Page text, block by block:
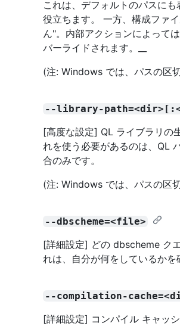
これは、デフォルトのパスに
役立ちます。 一方、構成ファ
ん"。内部アクションによって
バーライドされます。__
(注: Windows では、パスの区
--library-
[高度な設定] QL ライブラリの
れを使う必要があるのは、QL
合のみです。
(注: Windows では、パスの区
--dbscheme=<file>
[詳細設定] どの dbscheme ク
れは、自分が何をしているかを
--compilation-
[詳細設定] コンパイル キャッ